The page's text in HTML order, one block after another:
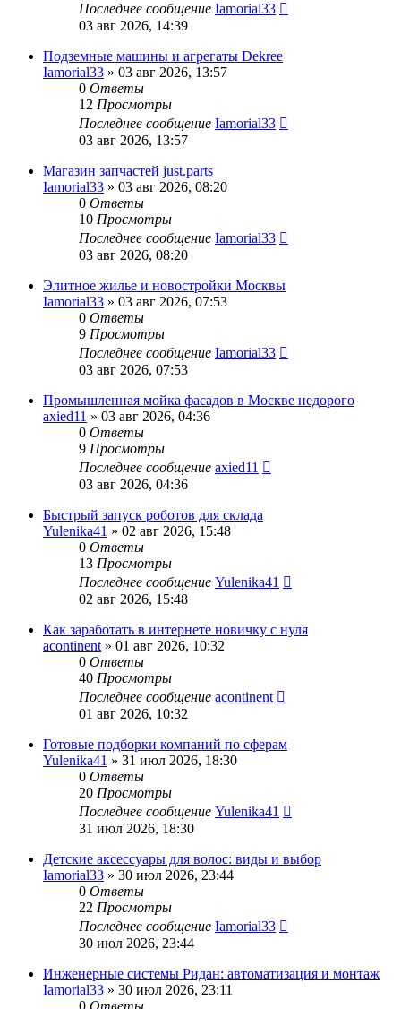
Последнее сообщение Iamorial33
03 авг 2026, 14:39
Подземные машины и агрегаты Dekree
Iamorial33 » 03 авг 2026, 13:57
0 Ответы
12 Просмотры
Последнее сообщение Iamorial33
03 авг 2026, 13:57
Магазин запчастей just.parts
Iamorial33 » 03 авг 2026, 08:20
0 Ответы
10 Просмотры
Последнее сообщение Iamorial33
03 авг 2026, 08:20
Элитное жилье и новостройки Москвы
Iamorial33 » 03 авг 2026, 07:53
0 Ответы
9 Просмотры
Последнее сообщение Iamorial33
03 авг 2026, 07:53
Промышленная мойка фасадов в Москве недорого
axied11 » 03 авг 2026, 04:36
0 Ответы
9 Просмотры
Последнее сообщение axied11
03 авг 2026, 04:36
Быстрый запуск роботов для склада
Yulenika41 » 02 авг 2026, 15:48
0 Ответы
13 Просмотры
Последнее сообщение Yulenika41
02 авг 2026, 15:48
Как заработать в интернете новичку с нуля
acontinent » 01 авг 2026, 10:32
0 Ответы
40 Просмотры
Последнее сообщение acontinent
01 авг 2026, 10:32
Готовые подборки компаний по сферам
Yulenika41 » 31 июл 2026, 18:30
0 Ответы
20 Просмотры
Последнее сообщение Yulenika41
31 июл 2026, 18:30
Детские аксессуары для волос: виды и выбор
Iamorial33 » 30 июл 2026, 23:44
0 Ответы
22 Просмотры
Последнее сообщение Iamorial33
30 июл 2026, 23:44
Инженерные системы Ридан: автоматизация и монтаж
Iamorial33 » 30 июл 2026, 23:11
0 Ответы